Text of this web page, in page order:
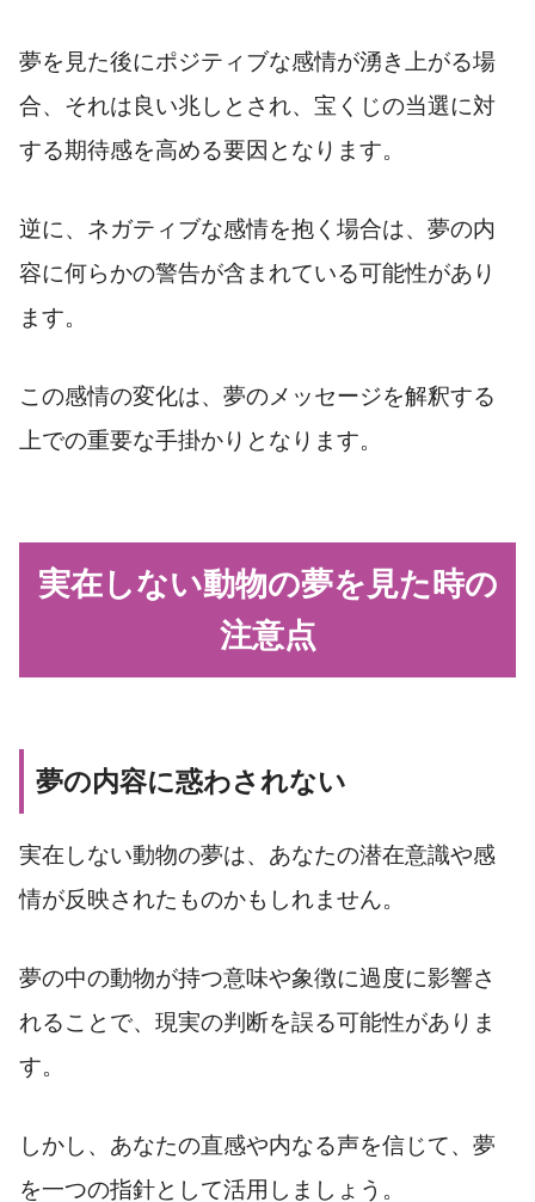
夢を見た後にポジティブな感情が湧き上がる場
合、それは良い兆しとされ、宝くじの当選に対
する期待感を高める要因となります。
逆に、ネガティブな感情を抱く場合は、夢の内
容に何らかの警告が含まれている可能性があり
ます。
この感情の変化は、夢のメッセージを解釈する
上での重要な手掛かりとなります。
実在しない動物の夢を見た時の
注意点
夢の内容に惑わされない
実在しない動物の夢は、あなたの潜在意識や感
情が反映されたものかもしれません。
夢の中の動物が持つ意味や象徴に過度に影響さ
れることで、現実の判断を誤る可能性がありま
す。
しかし、あなたの直感や内なる声を信じて、夢
を一つの指針として活用しましょう。